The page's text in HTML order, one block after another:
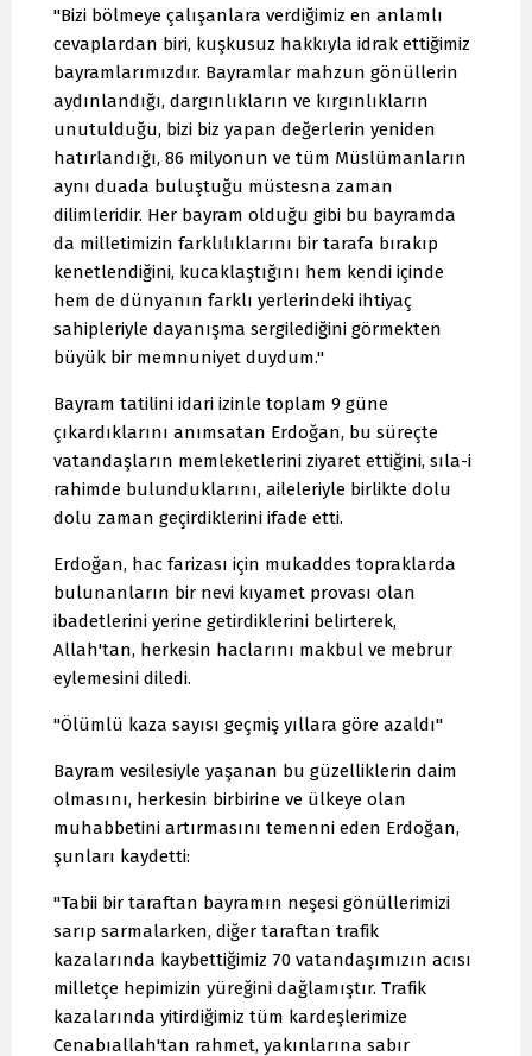
"Bizi bölmeye çalışanlara verdiğimiz en anlamlı
cevaplardan biri, kuşkusuz hakkıyla idrak ettiğimiz
bayramlarımızdır. Bayramlar mahzun gönüllerin
aydınlandığı, dargınlıkların ve kırgınlıkların
unutulduğu, bizi biz yapan değerlerin yeniden
hatırlandığı, 86 milyonun ve tüm Müslümanların
aynı duada buluştuğu müstesna zaman
dilimleridir. Her bayram olduğu gibi bu bayramda
da milletimizin farklılıklarını bir tarafa bırakıp
kenetlendiğini, kucaklaştığını hem kendi içinde
hem de dünyanın farklı yerlerindeki ihtiyaç
sahipleriyle dayanışma sergilediğini görmekten
büyük bir memnuniyet duydum."
Bayram tatilini idari izinle toplam 9 güne
çıkardıklarını anımsatan Erdoğan, bu süreçte
vatandaşların memleketlerini ziyaret ettiğini, sıla-i
rahimde bulunduklarını, aileleriyle birlikte dolu
dolu zaman geçirdiklerini ifade etti.
Erdoğan, hac farizası için mukaddes topraklarda
bulunanların bir nevi kıyamet provası olan
ibadetlerini yerine getirdiklerini belirterek,
Allah'tan, herkesin haclarını makbul ve mebrur
eylemesini diledi.
"Ölümlü kaza sayısı geçmiş yıllara göre azaldı"
Bayram vesilesiyle yaşanan bu güzelliklerin daim
olmasını, herkesin birbirine ve ülkeye olan
muhabbetini artırmasını temenni eden Erdoğan,
şunları kaydetti:
"Tabii bir taraftan bayramın neşesi gönüllerimizi
sarıp sarmalarken, diğer taraftan trafik
kazalarında kaybettiğimiz 70 vatandaşımızın acısı
milletçe hepimizin yüreğini dağlamıştır. Trafik
kazalarında yitirdiğimiz tüm kardeşlerimize
Cenabıallah'tan rahmet, yakınlarına sabır